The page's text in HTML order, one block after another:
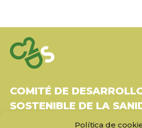
Política de
COMITÉ DE
SOSTENIBLE DE LA